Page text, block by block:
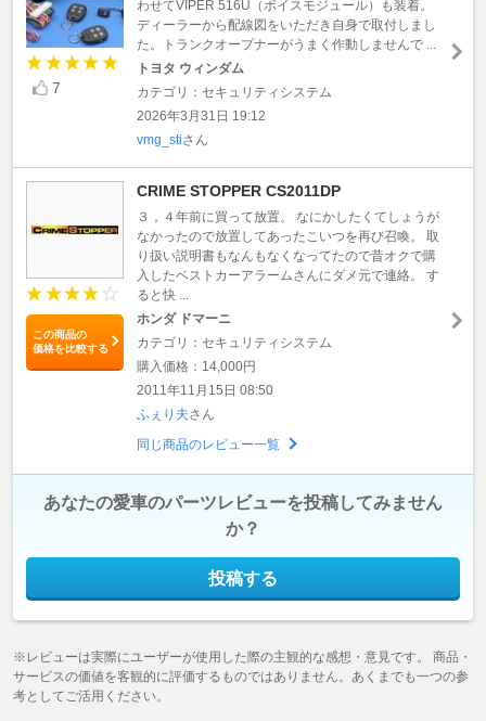
7
わせてVIPER 516U（ボイスモジュール）も装着。
ディーラーから配線図をいただき自身で取付しまし
た。トランクオープナーがうまく作動しませんで ...
トヨタ ウィンダム
カテゴリ：セキュリティシステム
2026年3月31日 19:12
vmg_stiさん
この商品の
価格を比較する
CRIME STOPPER CS2011DP
３，４年前に買って放置。 なにかしたくてしょうが
なかったので放置してあったこいつを再び召喚。 取
り扱い説明書もなんもなくなってたので昔オクで購
入したベストカーアラームさんにダメ元で連絡。 す
ると快 ...
ホンダ ドマーニ
カテゴリ：セキュリティシステム
購入価格：14,000円
2011年11月15日 08:50
ふぇり夫さん
同じ商品のレビュー一覧
あなたの愛車のパーツレビューを投稿してみません
か？
投稿する
※レビューは実際にユーザーが使用した際の主観的な感想・意見です。 商品・
サービスの価値を客観的に評価するものではありません。あくまでも一つの参
考としてご活用ください。